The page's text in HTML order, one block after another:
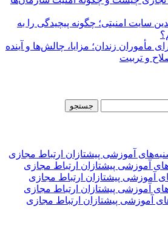
سایت امنیتی؛ چگونه پیچیدگی را به
مأموران زندان؛ مزایا، چالش‌ها و آینده
و تربیت
آموزشی پیشتازان ارتباط مجازی
آموزشی پیشتازان ارتباط مجازی
آموزشی پیشتازان ارتباط مجازی
آموزشی پیشتازان ارتباط مجازی
آموزشی پیشتازان ارتباط مجازی